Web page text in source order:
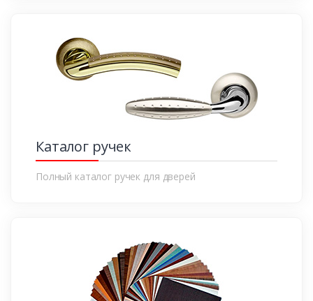
Каталог ручек
Полный каталог ручек для дверей